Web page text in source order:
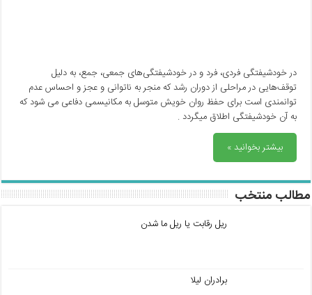
در خودشیفتگی فردی، فرد و در خودشیفتگی‌های جمعی، جمع، به دلیل
توقف‌هایی در مراحلی از دوران رشد که منجر به ناتوانی و عجز و احساس عدم
توانمندی است برای حفظ روان خویش متوسل به مکانیسمی دفاعی می شود که
به آن خودشیفتگی اطلاق میگردد .
بیشتر بخوانید »
مطالب منتخب
ریل رقابت یا ریل ما شدن
برادران لیلا